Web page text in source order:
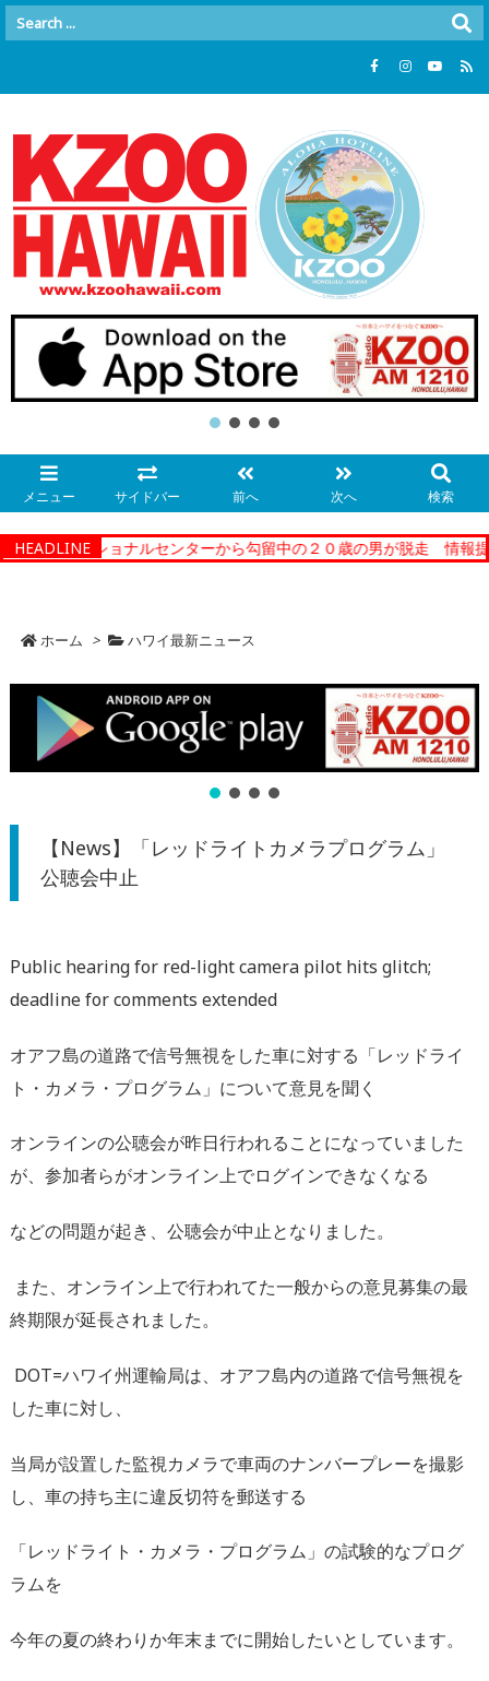
メニュー サイドバー 前へ 次へ 検索
HEADLINE
ーコレクショナルセンターから勾留中の２０歳の男が脱走 情報提供
ホーム > ハワイ最新ニュース
【News】「レッドライトカメラプログラム」
公聴会中止
Public hearing for red-light camera pilot hits glitch;
deadline for comments extended
オアフ島の道路で信号無視をした車に対する 「レッドライ
ト・カメラ・プログラム」 について意見を聞く
オンラインの公聴会が昨日行われることになっていました
が、参加者らがオンライン上でログインできなくなる
などの問題が起き、公聴会が中止となりました。
また、オンライン上で行われてた一般からの意見募集の最
終期限が延長されました。
DOT=ハワイ州運輸局は、オアフ島内の道路で信号無視を
した車に対し、
当局が設置した監視カメラで車両のナンバープレーを撮影
し、車の持ち主に違反切符を郵送する
「レッドライト・ カメラ・プログラム」の試験的なプログ
ラムを
今年の夏の終わりか年末までに開始したいとしています。